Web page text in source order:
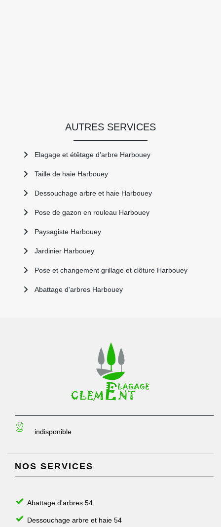
AUTRES SERVICES
Elagage et étêtage d'arbre Harbouey
Taille de haie Harbouey
Dessouchage arbre et haie Harbouey
Pose de gazon en rouleau Harbouey
Paysagiste Harbouey
Jardinier Harbouey
Pose et changement grillage et clôture Harbouey
Abattage d'arbres Harbouey
indisponible
NOS SERVICES
Abattage d'arbres 54
Dessouchage arbre et haie 54